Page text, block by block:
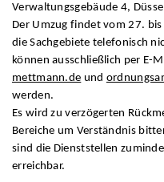
Verwaltungsgebäude 4,
Der Umzug findet vom 27.
die Sachgebiete telefonisch
können ausschließlich per E-
mettmann.de und
werden.
Es wird zu verzögerten
Bereiche um Verständnis
sind die Dienststellen
erreichbar.